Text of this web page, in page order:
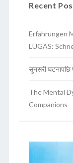
Recent
Erfahrungen
LUGAS:
सुनसरी घटनापछि
The Mental
Companions